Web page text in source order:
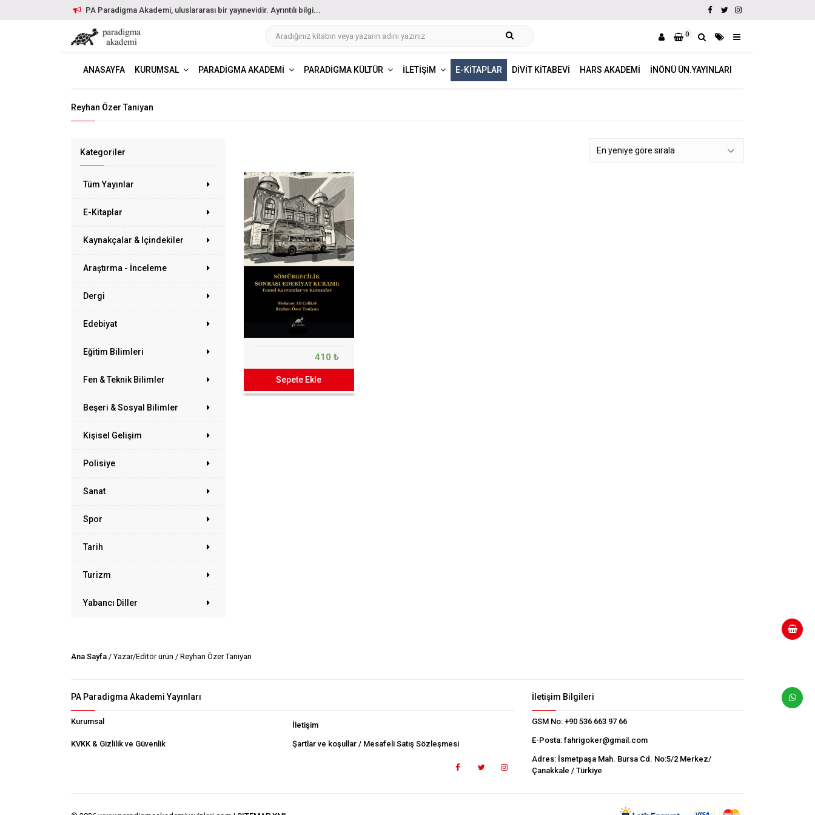
PA Paradigma Akademi, uluslararası bir yayınevidir. Ayrıntılı bilgi...
0
ANASAYFA KURUMSAL PARADIGMA AKADEMI PARADIGMA KÜLTÜR İLETIŞIM E-KITAPLAR DIVIT KITABEVI HARS AKADEMI İNÖNÜ ÜN.YAYINLARI
Reyhan Özer Taniyan
Kategoriler
Tüm Yayınlar
E-Kitaplar
Kaynakçalar & İçindekiler
Araştırma - İnceleme
Dergi
Edebiyat
Eğitim Bilimleri
Fen & Teknik Bilimler
Beşeri & Sosyal Bilimler
Kişisel Gelişim
Polisiye
Sanat
Spor
Tarih
Turizm
Yabancı Diller
410 ₺
Sepete Ekle
Ana Sayfa / Yazar/Editör ürün / Reyhan Özer Taniyan
PA Paradigma Akademi Yayınları
Kurumsal İletişim
KVKK & Gizlilik ve Güvenlik Şartlar ve koşullar / Mesafeli Satış Sözleşmesi
İletişim Bilgileri
GSM No: +90 536 663 97 66
E-Posta: fahrigoker@gmail.com
Adres: İsmetpaşa Mah. Bursa Cd. No:5/2 Merkez/
Çanakkale / Türkiye